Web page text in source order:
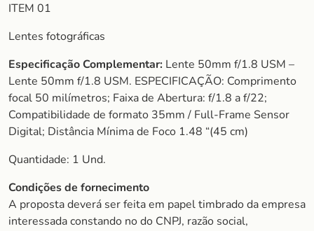
ITEM 01
Lentes fotográficas
Especificação Complementar: Lente 50mm f/1.8 USM –
Lente 50mm f/1.8 USM. ESPECIFICAÇÃO: Comprimento
focal 50 milímetros; Faixa de Abertura: f/1.8 a f/22;
Compatibilidade de formato 35mm / Full-Frame Sensor
Digital; Distância Mínima de Foco 1.48 “(45 cm)
Quantidade: 1 Und.
Condições de fornecimento
A proposta deverá ser feita em papel timbrado da empresa
interessada constando no do CNPJ, razão social,